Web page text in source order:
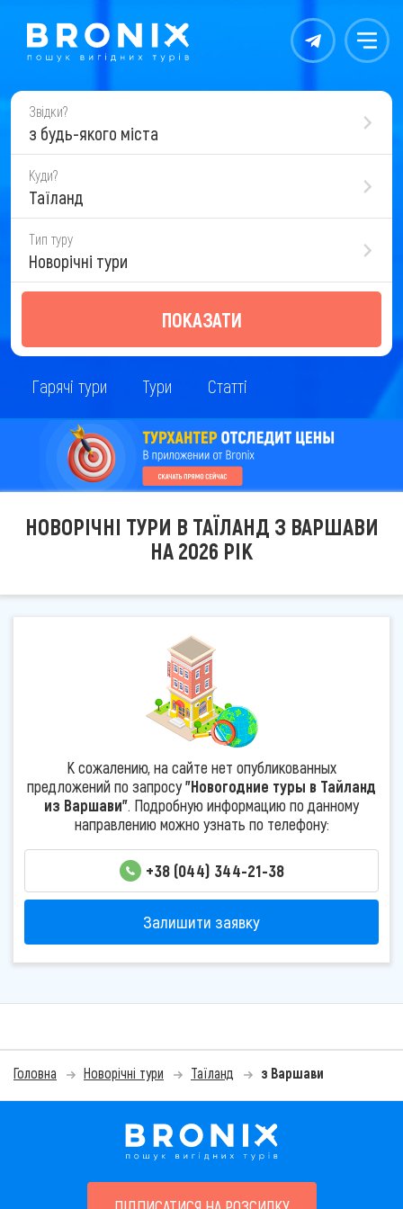
Контакты Меню
Звідки?
з будь-якого міста
Куди?
Таїланд
Тип туру
Новорічні тури
ПОКАЗАТИ
Гарячі тури Тури Статті
НОВОРІЧНІ ТУРИ В ТАЇЛАНД З ВАРШАВИ
НА 2026 РІК
К сожалению, на сайте нет опубликованных
предложений по запросу"Новогодние туры в Тайланд
из Варшави". Подробную информацию по данному
направлению можно узнать по телефону:
+38 (044) 344-21-38
Залишити заявку
Головна Новорічні тури Таїланд з Варшави